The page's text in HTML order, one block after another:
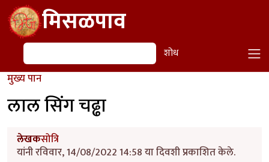
Skip to main contentमिसळपाव
शोध शोध
मुख्य पान
लाल सिंग चढ्ढा
लेखकसोत्रि
यांनी रविवार, 14/08/2022 14:58 या दिवशी प्रकाशित केले.